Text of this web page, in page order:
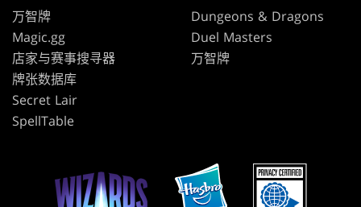
万智牌
Magic.gg
店家与赛事搜寻器
牌张数据库
Secret Lair
SpellTable
Dungeons & Dragons
Duel Masters
万智牌